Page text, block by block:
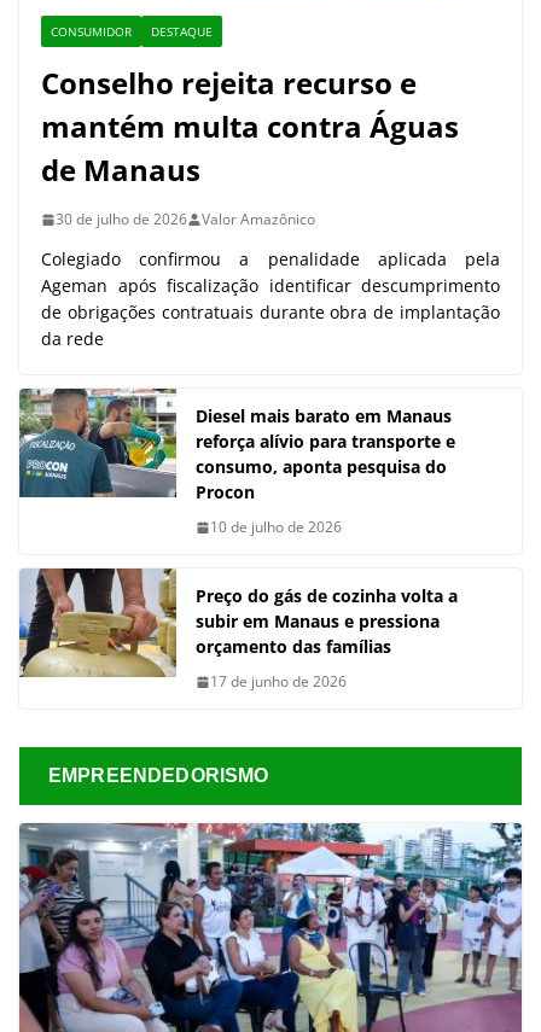
CONSUMIDOR DESTAQUE
Conselho rejeita recurso e
mantém multa contra Águas
de Manaus
30 de julho de 2026 Valor Amazônico
Colegiado confirmou a penalidade aplicada pela
Ageman após fiscalização identificar descumprimento
de obrigações contratuais durante obra de implantação
da rede
Diesel mais barato em Manaus
reforça alívio para transporte e
consumo, aponta pesquisa do
Procon
10 de julho de 2026
Preço do gás de cozinha volta a
subir em Manaus e pressiona
orçamento das famílias
17 de junho de 2026
EMPREENDEDORISMO